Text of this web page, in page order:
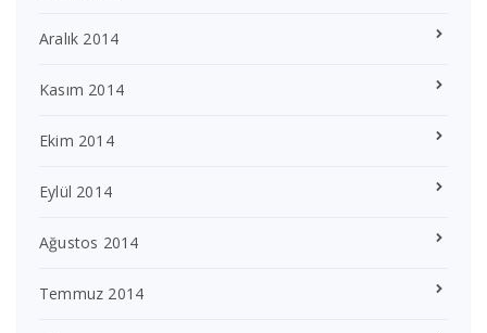
Aralık 2014
Kasım 2014
Ekim 2014
Eylül 2014
Ağustos 2014
Temmuz 2014